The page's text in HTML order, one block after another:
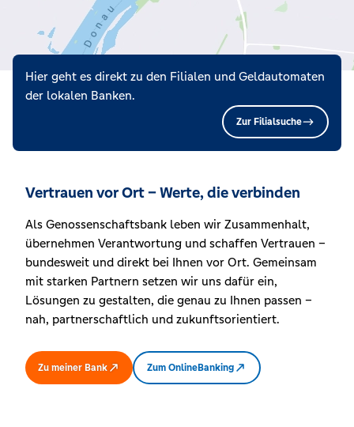
Hier geht es direkt zu den Filialen und Geldautomaten
der lokalen Banken.
Zur Filialsuche
Vertrauen vor Ort – Werte, die verbinden
Als Genossenschaftsbank leben wir Zusammenhalt,
übernehmen Verantwortung und schaffen Vertrauen –
bundesweit und direkt bei Ihnen vor Ort. Gemeinsam
mit starken Partnern setzen wir uns dafür ein,
Lösungen zu gestalten, die genau zu Ihnen passen –
nah, partnerschaftlich und zukunftsorientiert.
Zu meiner Bank Zum OnlineBanking